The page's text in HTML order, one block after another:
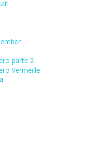
parte 2
Vermeille